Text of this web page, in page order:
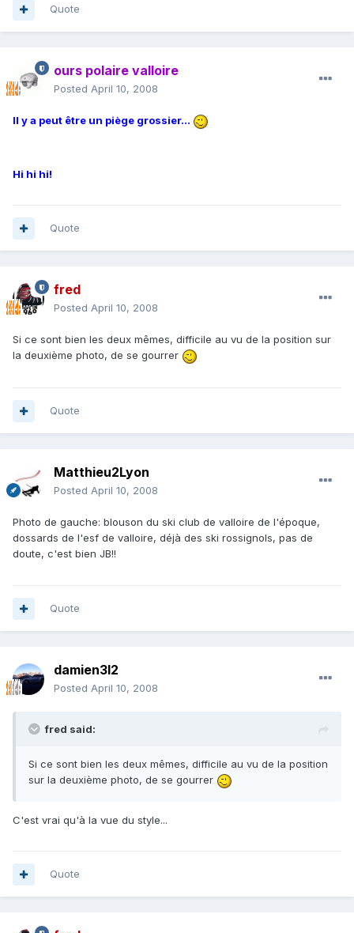
Quote
ours polaire valloire
Posted April 10, 2008
Il y a peut être un piège grossier...
Hi hi hi!
Quote
fred
Posted April 10, 2008
Si ce sont bien les deux mêmes, difficile au vu de la position sur
la deuxième photo, de se gourrer
Quote
Matthieu2Lyon
Posted April 10, 2008
Photo de gauche: blouson du ski club de valloire de l'époque,
dossards de l'esf de valloire, déjà des ski rossignols, pas de
doute, c'est bien JB!!
Quote
damien3l2
Posted April 10, 2008
fred said:
Si ce sont bien les deux mêmes, difficile au vu de la position
sur la deuxième photo, de se gourrer
C'est vrai qu'à la vue du style...
Quote